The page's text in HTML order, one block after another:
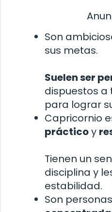
Son
sus metas.
Suelen ser
dispuestos
para lograr
Capricornio
prácticoy
Tienen un
disciplina y
estabilidad.
Son personas